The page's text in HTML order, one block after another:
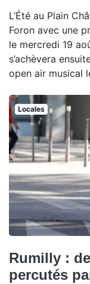
L’Été au Plain
Foron avec une
le mercredi 19
s’achèvera
open air musical
Locales
Rumilly :
percutés